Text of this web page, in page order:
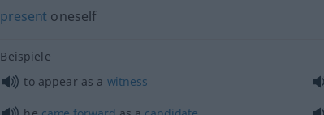
present oneself
Beispiele
to appear as a witness